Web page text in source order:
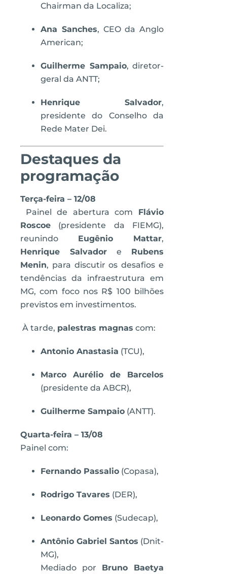
Chairman da Localiza;
Ana Sanches, CEO da Anglo
American;
Guilherme Sampaio, diretor-
geral da ANTT;
Henrique Salvador,
presidente do Conselho da
Rede Mater Dei.
Destaques da
programação
Terça-feira – 12/08
Painel de abertura com Flávio
Roscoe (presidente da FIEMG),
reunindo Eugênio Mattar,
Henrique Salvador e Rubens
Menin, para discutir os desafios e
tendências da infraestrutura em
MG, com foco nos R$ 100 bilhões
previstos em investimentos.
À tarde, palestras magnas com:
Antonio Anastasia (TCU),
Marco Aurélio de Barcelos
(presidente da ABCR),
Guilherme Sampaio (ANTT).
Quarta-feira – 13/08
Painel com:
Fernando Passalio (Copasa),
Rodrigo Tavares (DER),
Leonardo Gomes (Sudecap),
Antônio Gabriel Santos (Dnit-
MG),
Mediado por Bruno Baetya